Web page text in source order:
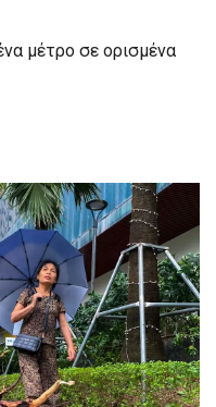
μέτρο σε ορισμένα